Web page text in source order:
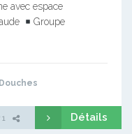
avec espace
Groupe
1 Détails